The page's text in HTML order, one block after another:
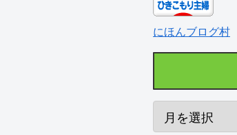
にほんブログ村